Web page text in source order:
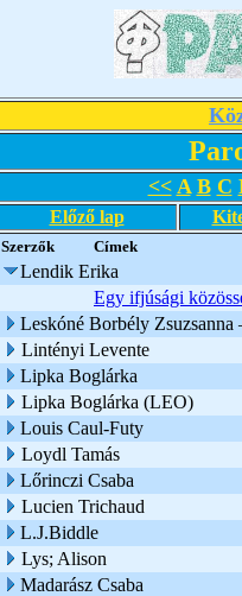
<< A B C
Előző lap
Szerzők Címek
Lendik Erika
Egy ifjúsági
Leskóné Borbély Zsuzsanna
Lintényi Levente
Lipka Boglárka
Lipka Boglárka (LEO)
Louis Caul-Futy
Loydl Tamás
Lőrinczi Csaba
Lucien Trichaud
L.J.Biddle
Lys; Alison
Madarász Csaba